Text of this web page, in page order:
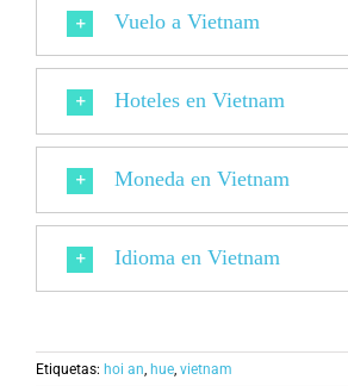
Vuelo a Vietnam
Hoteles en Vietnam
Moneda en Vietnam
Idioma en Vietnam
Etiquetas: hoi an hue vietnam